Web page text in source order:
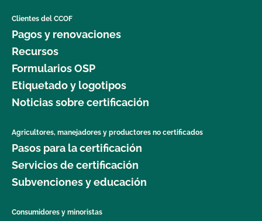
Clientes del CCOF
Pagos y renovaciones
Recursos
Formularios OSP
Etiquetado y logotipos
Noticias sobre certificación
Agricultores, manejadores y productores no certificados
Pasos para la certificación
Servicios de certificación
Subvenciones y educación
Consumidores y minoristas